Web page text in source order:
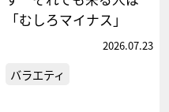
「むしろマイナス」
2026.07.23
バラエティ